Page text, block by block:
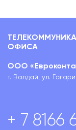
ОФИСА
ООО
г. Валдай, ул.
+ 7 8166